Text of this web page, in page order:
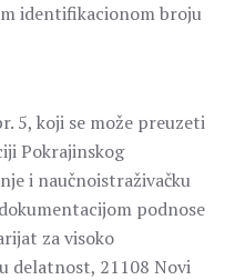
identifikacionom broju
5, koji se može preuzeti
Pokrajinskog
i naučnoistraživačku
podnose
za visoko
delatnost, 21108 Novi